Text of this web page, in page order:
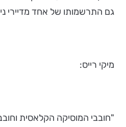
גם התרשמותו של אחד מדיירי
מיקי רייס:
"חובבי המוסיקה הקלאסית